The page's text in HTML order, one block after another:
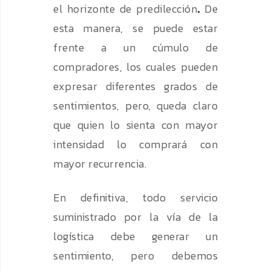
el horizonte de predilección. De
esta manera, se puede estar
frente a un cúmulo de
compradores, los cuales pueden
expresar diferentes grados de
sentimientos, pero, queda claro
que quien lo sienta con mayor
intensidad lo comprará con
mayor recurrencia.
En definitiva, todo servicio
suministrado por la vía de la
logística debe generar un
sentimiento, pero debemos